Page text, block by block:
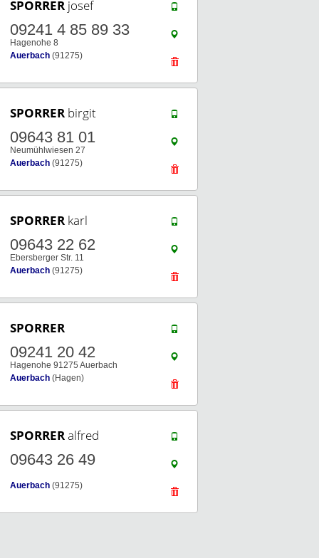
SPORRER josef
09241 4 85 89 33
Hagenohe 8
Auerbach (91275)
SPORRER birgit
09643 81 01
Neumühlwiesen 27
Auerbach (91275)
SPORRER karl
09643 22 62
Ebersberger Str. 11
Auerbach (91275)
SPORRER
09241 20 42
Hagenohe 91275 Auerbach
Auerbach (Hagen)
SPORRERalfred
09643 26 49
Auerbach (91275)